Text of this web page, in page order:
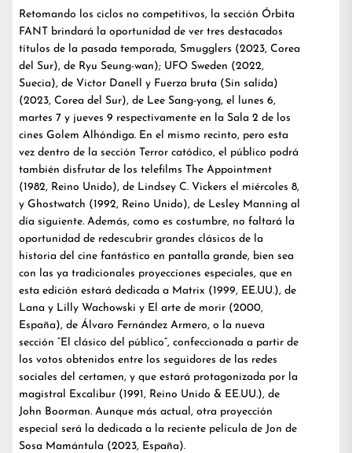
Retomando los ciclos no competitivos, la sección Órbita
FANT brindará la oportunidad de ver tres destacados
títulos de la pasada temporada, Smugglers (2023, Corea
del Sur), de Ryu Seung-wan); UFO Sweden (2022,
Suecia), de Victor Danell y Fuerza bruta (Sin salida)
(2023, Corea del Sur), de Lee Sang-yong, el lunes 6,
martes 7 y jueves 9 respectivamente en la Sala 2 de los
cines Golem Alhóndiga. En el mismo recinto, pero esta
vez dentro de la sección Terror catódico, el público podrá
también disfrutar de los telefilms The Appointment
(1982, Reino Unido), de Lindsey C. Vickers el miércoles 8,
y Ghostwatch (1992, Reino Unido), de Lesley Manning al
día siguiente. Además, como es costumbre, no faltará la
oportunidad de redescubrir grandes clásicos de la
historia del cine fantástico en pantalla grande, bien sea
con las ya tradicionales proyecciones especiales, que en
esta edición estará dedicada a Matrix (1999, EE.UU.), de
Lana y Lilly Wachowski y El arte de morir (2000,
España), de Álvaro Fernández Armero, o la nueva
sección “El clásico del público”, confeccionada a partir de
los votos obtenidos entre los seguidores de las redes
sociales del certamen, y que estará protagonizada por la
magistral Excalibur (1991, Reino Unido & EE.UU.), de
John Boorman. Aunque más actual, otra proyección
especial será la dedicada a la reciente película de Jon de
Sosa Mamántula (2023, España).